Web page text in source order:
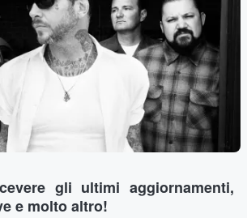
gli ultimi aggiornamenti,
e molto altro!